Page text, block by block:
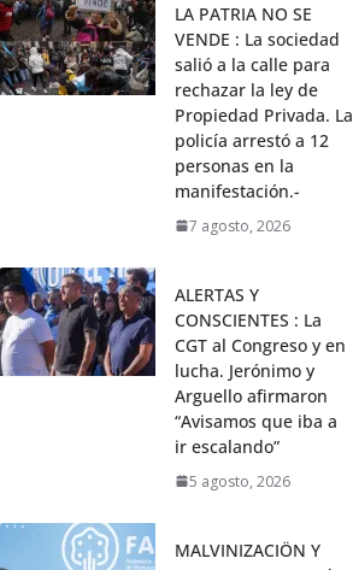
LA PATRIA NO SE
VENDE : La sociedad
salió a la calle para
rechazar la ley de
Propiedad Privada. La
policía arrestó a 12
personas en la
manifestación.-
7 agosto, 2026
ALERTAS Y
CONSCIENTES : La
CGT al Congreso y en
lucha. Jerónimo y
Arguello afirmaron
“Avisamos que iba a
ir escalando”
5 agosto, 2026
MALVINIZACIÖN Y